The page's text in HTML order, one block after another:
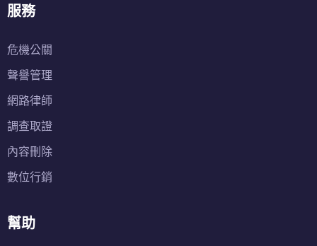
服務
危機公關
聲譽管理
網路律師
調查取證
內容刪除
數位行銷
幫助